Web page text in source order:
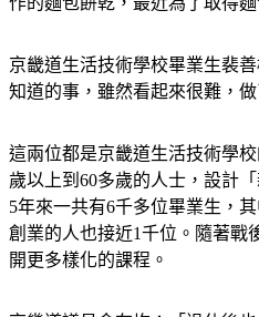
京畿道生活技術學校畢業生裴
這兩位都是京畿道生活技術學
歲以上到60多歲的人士，設計
5年來一共有6千多位畢業生，
創業的人也接近1千位。隨著戰